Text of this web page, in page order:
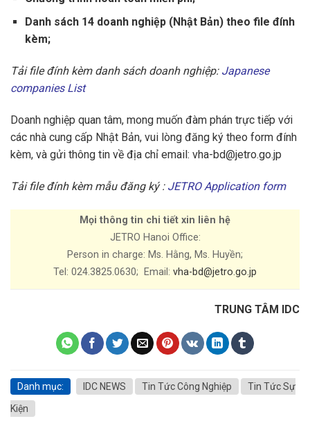
Danh sách 14 doanh nghiệp (Nhật Bản) theo file đính
kèm;
Tải file đính kèm danh sách doanh nghiệp: Japanese
companies List
Doanh nghiệp quan tâm, mong muốn đàm phán trực tiếp với
các nhà cung cấp Nhật Bản, vui lòng đăng ký theo form đính
kèm, và gửi thông tin về địa chỉ email: vha-bd@jetro.go.jp
Tải file đính kèm mẫu đăng ký : JETRO Application form
Mọi thông tin chi tiết xin liên hệ
JETRO Hanoi Office:
Person in charge: Ms. Hằng, Ms. Huyền;
Tel: 024.3825.0630; Email: vha-bd@jetro.go.jp
TRUNG TÂM IDC
Danh mục: IDC NEWS Tin Tức Công Nghiệp
Tin Tức Sự
Kiện